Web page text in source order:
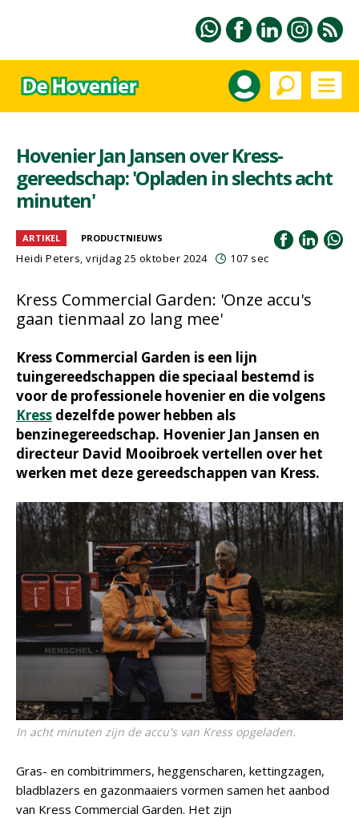
Hovenier Jan Jansen over Kress-
gereedschap: 'Opladen in slechts acht
minuten'
ARTIKEL PRODUCTNIEUWS
Heidi Peters, vrijdag 25 oktober 2024 107 sec
Kress Commercial Garden: 'Onze accu's
gaan tienmaal zo lang mee'
Kress Commercial Garden is een lijn
tuingereedschappen die speciaal bestemd is
voor de professionele hovenier en die volgens
Kress dezelfde power hebben als
benzinegereedschap. Hovenier Jan Jansen en
directeur David Mooibroek vertellen over het
werken met deze gereedschappen van Kress.
In acht minuten zijn de accu's van Kress opgeladen.
Gras- en combitrimmers, heggenscharen, kettingzagen,
bladblazers en gazonmaaiers vormen samen het aanbod
van Kress Commercial Garden. Het zijn